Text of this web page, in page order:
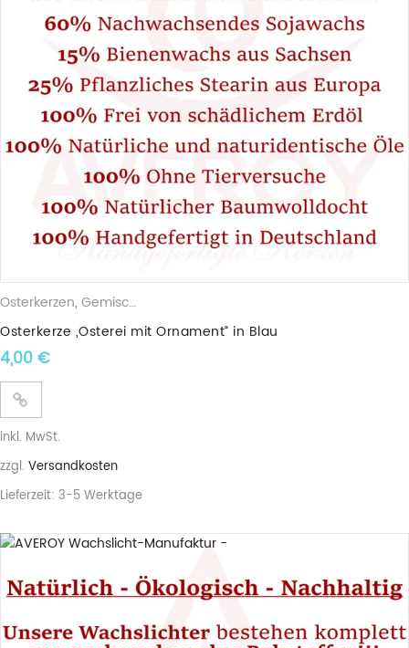
Osterkerzen, Gemischte Wachskerzen
Osterkerze „Osterei mit Ornament“ in Blau
4,00€
inkl. MwSt.
zzgl. Versandkosten
Lieferzeit: 3-5 Werktage